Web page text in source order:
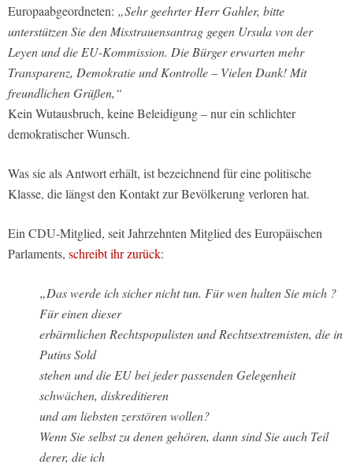
Europaabgeordneten: „Sehr geehrter Herr Gahler, bitte
unterstützen Sie den Misstrauensantrag gegen Ursula von der
Leyen und die EU-Kommission. Die Bürger erwarten mehr
Transparenz, Demokratie und Kontrolle – Vielen Dank! Mit
freundlichen Grüßen,“
Kein Wutausbruch, keine Beleidigung – nur ein schlichter
demokratischer Wunsch.
Was sie als Antwort erhält, ist bezeichnend für eine politische
Klasse, die längst den Kontakt zur Bevölkerung verloren hat.
Ein CDU-Mitglied, seit Jahrzehnten Mitglied des Europäischen
Parlaments, schreibt ihr zurück:
„Das werde ich sicher nicht tun. Für wen halten Sie mich ?
Für einen dieser
erbärmlichen Rechtspopulisten und Rechtsextremisten, die in
Putins Sold
stehen und die EU bei jeder passenden Gelegenheit
schwächen, diskreditieren
und am liebsten zerstören wollen?
Wenn Sie selbst zu denen gehören, dann sind Sie auch Teil
derer, die ich